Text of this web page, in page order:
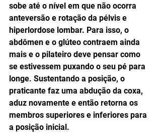
sobe até o nível em que não ocorra
anteversão e rotação da pélvis e
hiperlordose lombar. Para isso, o
abdômen e o glúteo contraem ainda
mais e o pilateiro deve pensar como
se estivessem puxando o seu pé para
longe. Sustentando a posição, o
praticante faz uma abdução da coxa,
aduz novamente e então retorna os
membros superiores e inferiores para
a posição inicial.